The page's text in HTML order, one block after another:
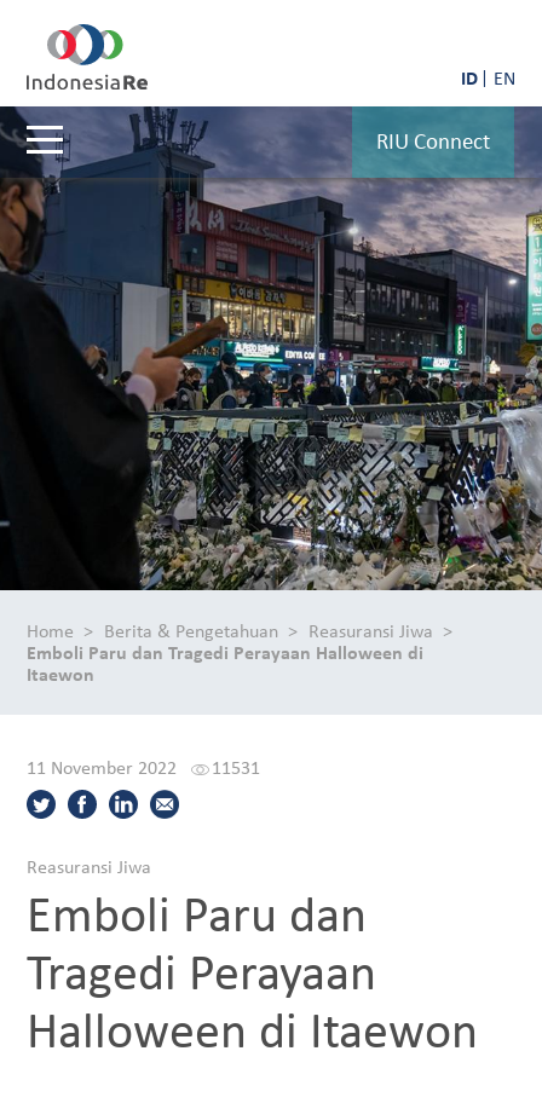
ID EN
RIU Connect
Home Berita & Pengetahuan
Reasuransi Jiwa
Emboli Paru dan Tragedi Perayaan Halloween di
Itaewon
11 November 2022 11531
Reasuransi Jiwa
Emboli Paru dan
Tragedi Perayaan
Halloween di Itaewon